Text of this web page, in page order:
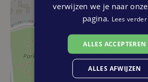
sportaccommodaties, waaronder een
openluchtzwembad. Ook vind je in
en leuke restaurants, waar je heerlijk
het terras of geniet van een uitgebreid
de natuur in om te ontspannen? Kom
en waterrijke Groningse landschap en
langs de uitgestrekte weilanden en de
verwijzen we je naar
pagina. Lees verder
ALLES ACCEPTEREN
ALLES AFWIJZEN